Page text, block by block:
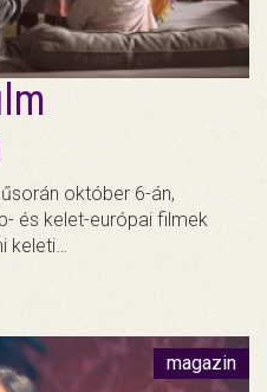
október 6-án,
és kelet-európai filmek
keleti…
magazin